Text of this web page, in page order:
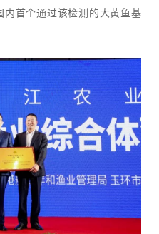
内首个通过该检测的大黄鱼基